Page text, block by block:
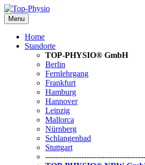
Menu
Home
Standorte
TOP-PHYSIO® GmbH
Berlin
Fernlehrgang
Frankfurt
Hamburg
Hannover
Leipzig
Mallorca
Nürnberg
Schlangenbad
Stuttgart
---------------------------------------